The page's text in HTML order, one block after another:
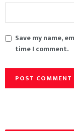
Save my name,
time I comment.